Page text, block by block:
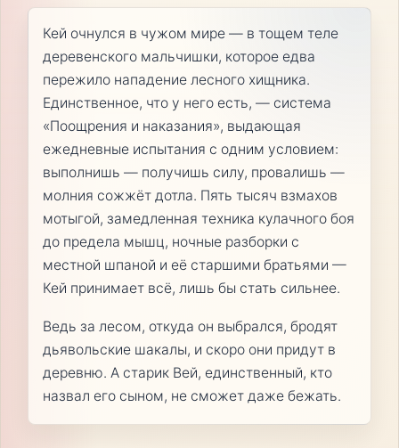
Кей очнулся в чужом мире — в тощем теле
деревенского мальчишки, которое едва
пережило нападение лесного хищника.
Единственное, что у него есть, — система
«Поощрения и наказания», выдающая
ежедневные испытания с одним условием:
выполнишь — получишь силу, провалишь —
молния сожжёт дотла. Пять тысяч взмахов
мотыгой, замедленная техника кулачного боя
до предела мышц, ночные разборки с
местной шпаной и её старшими братьями —
Кей принимает всё, лишь бы стать сильнее.
Ведь за лесом, откуда он выбрался, бродят
дьявольские шакалы, и скоро они придут в
деревню. А старик Вей, единственный, кто
назвал его сыном, не сможет даже бежать.